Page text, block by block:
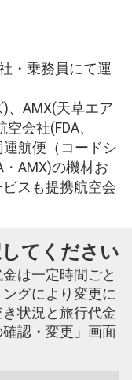
・乗務員にて運
)、AMX(天草エア
会社(FDA、
航便（コードシ
AMX)の機材お
スも提携航空会
てください
は一定時間ごと
グにより変更に
状況と旅行代金
認・変更」画面